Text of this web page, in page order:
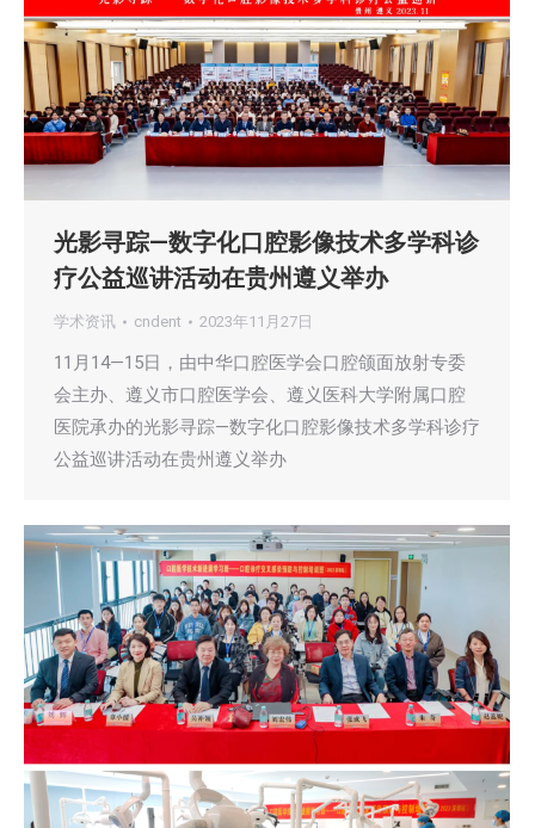
光影寻踪—数字化口腔影像技术多学科诊
疗公益巡讲活动在贵州遵义举办
学术资讯 cndent 2023年11月27日
11月14—15日，由中华口腔医学会口腔颌面放射专委
会主办、遵义市口腔医学会、遵义医科大学附属口腔
医院承办的光影寻踪—数字化口腔影像技术多学科诊疗
公益巡讲活动在贵州遵义举办